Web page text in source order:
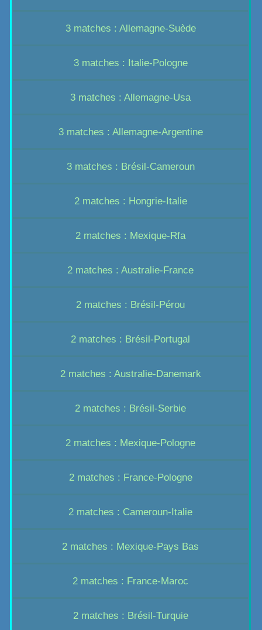
3 matches : Allemagne-Suède
3 matches : Italie-Pologne
3 matches : Allemagne-Usa
3 matches : Allemagne-Argentine
3 matches : Brésil-Cameroun
2 matches : Hongrie-Italie
2 matches : Mexique-Rfa
2 matches : Australie-France
2 matches : Brésil-Pérou
2 matches : Brésil-Portugal
2 matches : Australie-Danemark
2 matches : Brésil-Serbie
2 matches : Mexique-Pologne
2 matches : France-Pologne
2 matches : Cameroun-Italie
2 matches : Mexique-Pays Bas
2 matches : France-Maroc
2 matches : Brésil-Turquie